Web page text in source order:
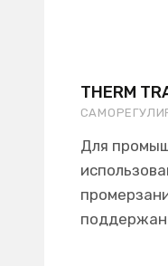
THERM
Для